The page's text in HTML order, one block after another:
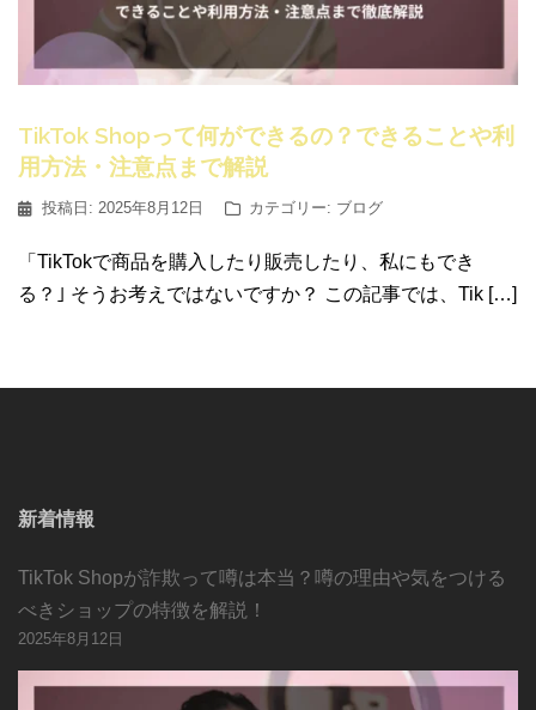
TikTok Shopって何ができるの？できることや利
用方法・注意点まで解説
投稿日: 2025年8月12日 カテゴリー: ブログ
「TikTokで商品を購入したり販売したり、私にもでき
る？｣ そうお考えではないですか？ この記事では、Tik […]
新着情報
TikTok Shopが詐欺って噂は本当？噂の理由や気をつける
べきショップの特徴を解説！
2025年8月12日